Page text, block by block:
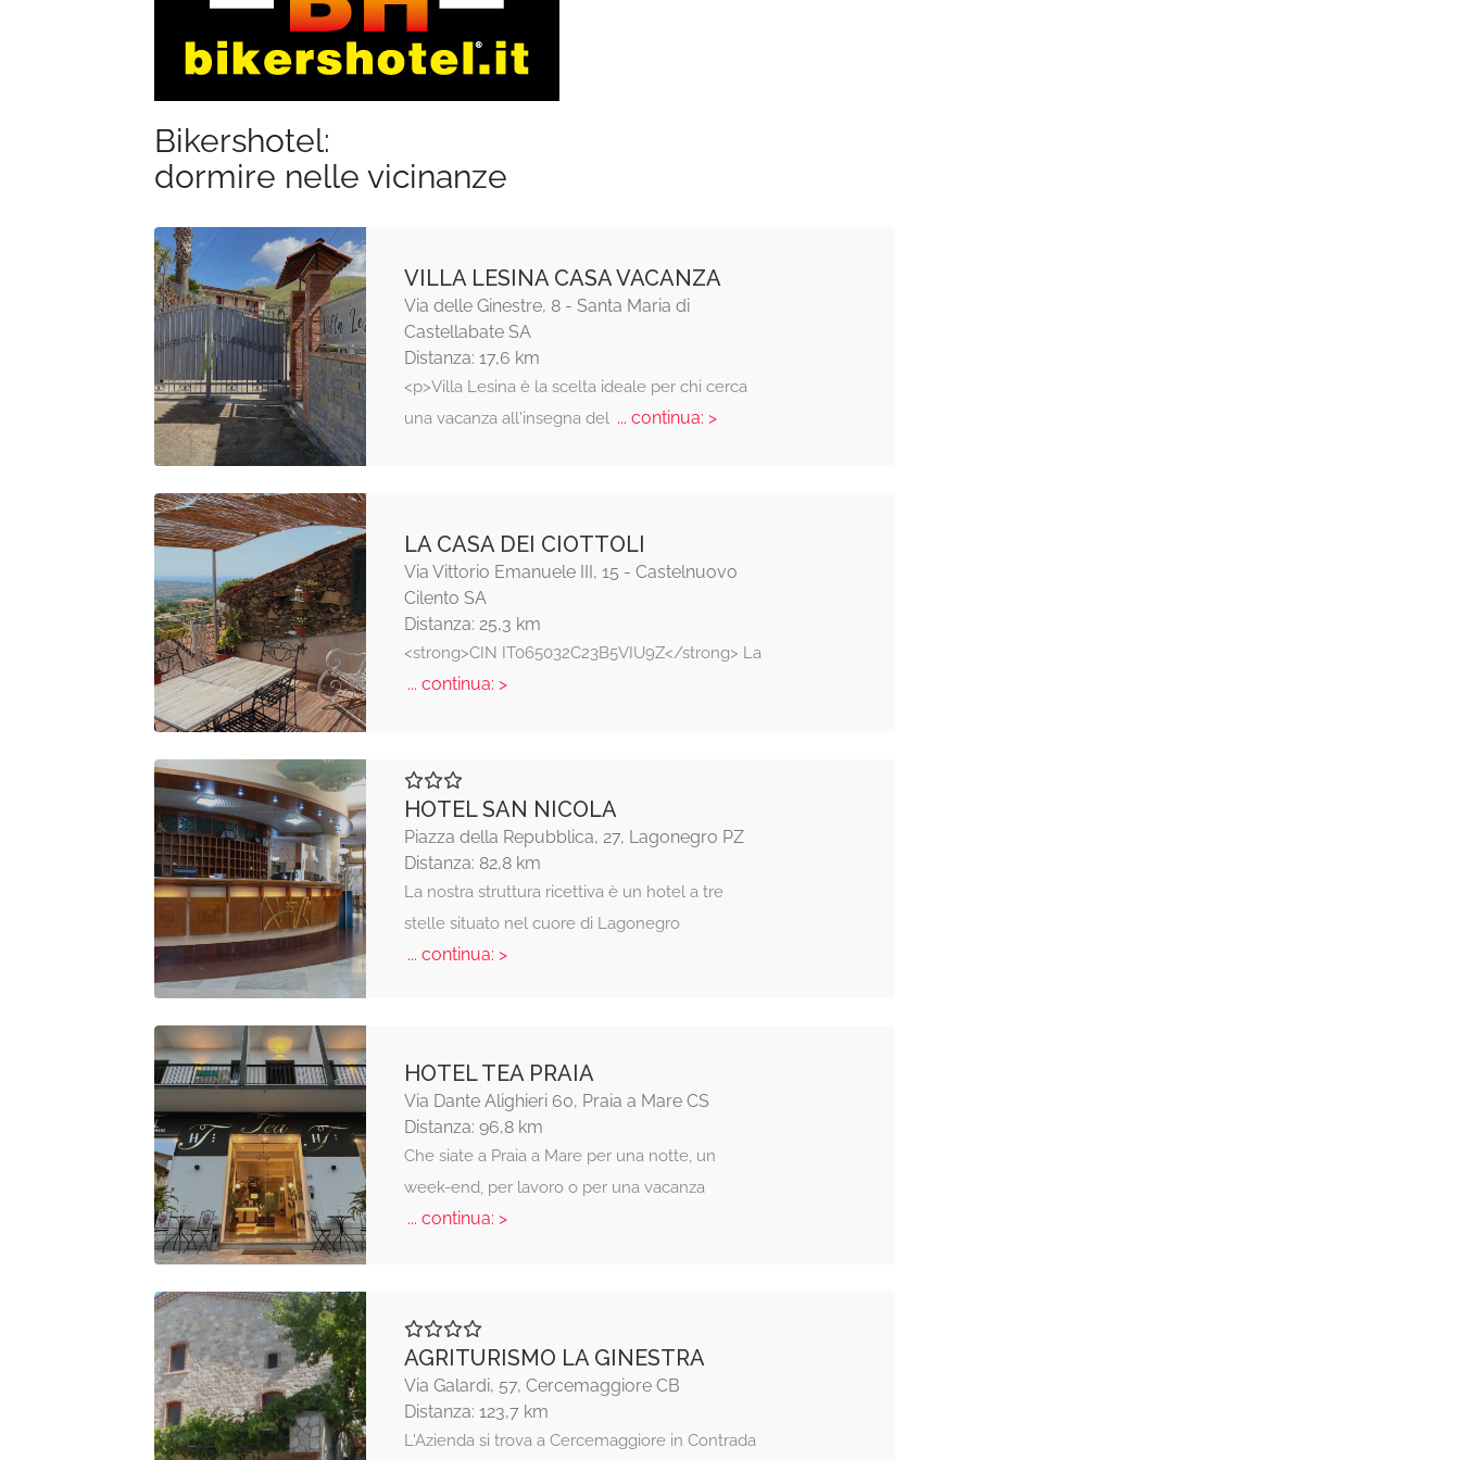
Bikershotel:
dormire nelle vicinanze
VILLA LESINA CASA VACANZA
Via delle Ginestre, 8 - Santa Maria di
Castellabate SA
Distanza: 17,6 km
<p>Villa Lesina è la scelta ideale per chi cerca
una vacanza all'insegna del... continua: >
LA CASA DEI CIOTTOLI
Via Vittorio Emanuele III, 15 - Castelnuovo
Cilento SA
Distanza: 25,3 km
<strong>CIN IT065032C23B5VIU9Z</strong> La
... continua: >
HOTEL SAN NICOLA
Piazza della Repubblica, 27, Lagonegro PZ
Distanza: 82,8 km
La nostra struttura ricettiva è un hotel a tre
stelle situato nel cuore di Lagonegro
... continua: >
HOTEL TEA PRAIA
Via Dante Alighieri 60, Praia a Mare CS
Distanza: 96,8 km
Che siate a Praia a Mare per una notte, un
week-end, per lavoro o per una vacanza
... continua: >
AGRITURISMO LA GINESTRA
Via Galardi, 57, Cercemaggiore CB
Distanza: 123,7 km
L'Azienda si trova a Cercemaggiore in Contrada